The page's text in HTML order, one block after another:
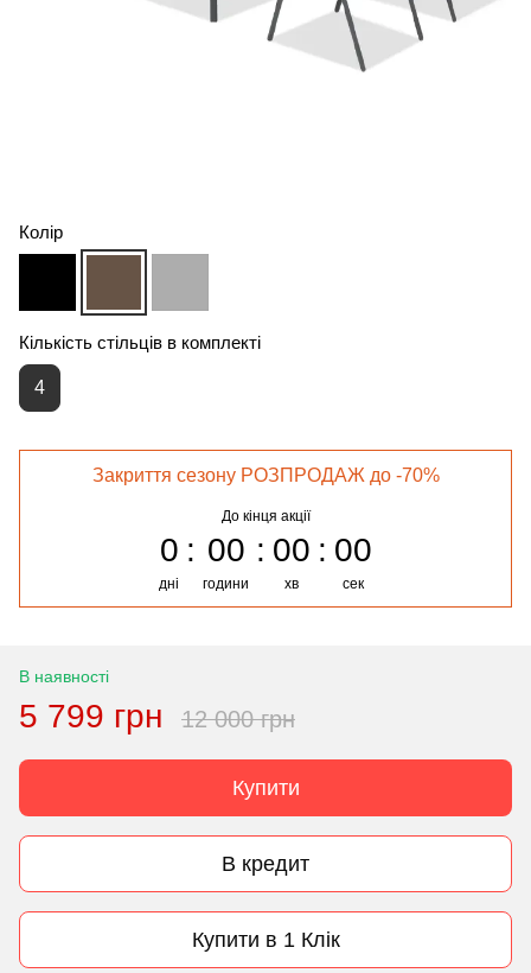
Колір
Кількість стільців в комплекті
4
Закриття сезону РОЗПРОДАЖ до -70%
До кінця акції
0
дні
00
години
00
хв
00
сек
В наявності
5 799 грн 12 000 грн
Купити
В кредит
Купити в 1 Клік